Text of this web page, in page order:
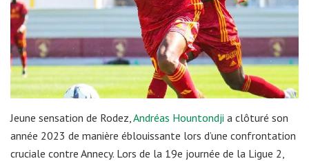
Jeune sensation de Rodez, Andréas Hountondji a clôturé son
année 2023 de manière éblouissante lors d’une confrontation
cruciale contre Annecy. Lors de la 19e journée de la Ligue 2,